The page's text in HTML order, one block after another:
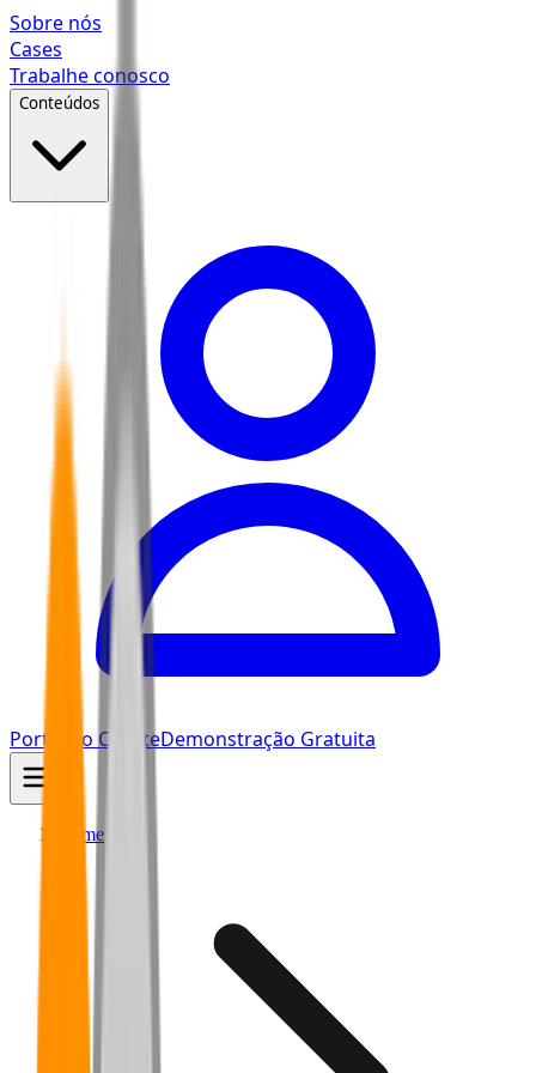
Pular para o conteúdo principal
Sobre nós
Cases
Trabalhe conosco
Conteúdos
Portal do ClienteDemonstração Gratuita
Home